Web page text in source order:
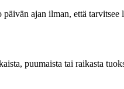
ajan ilman, että tarvitsee
puumaista tai raikasta